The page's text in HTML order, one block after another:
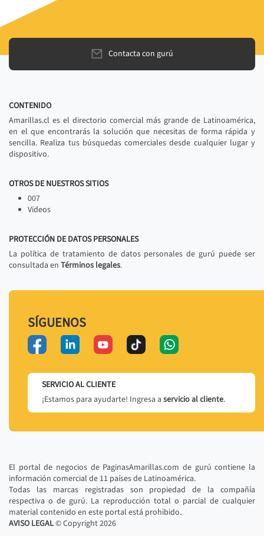
Contacta con gurú
CONTENIDO
Amarillas.cl es el directorio comercial más grande de Latinoamérica,
en el que encontrarás la solución que necesitas de forma rápida y
sencilla. Realiza tus búsquedas comerciales desde cualquier lugar y
dispositivo.
OTROS DE NUESTROS SITIOS
007
Videos
PROTECCIÓN DE DATOS PERSONALES
La política de tratamiento de datos personales de gurú puede ser
consultada en Términos legales.
SÍGUENOS
SERVICIO AL CLIENTE
¡Estamos para ayudarte! Ingresa a servicio al cliente.
El portal de negocios de PaginasAmarillas.com de gurú contiene la
información comercial de 11 países de Latinoamérica.
Todas las marcas registradas son propiedad de la compañía
respectiva o de gurú. La reproducción total o parcial de cualquier
material contenido en este portal está prohibido.
AVISO LEGAL© Copyright2026